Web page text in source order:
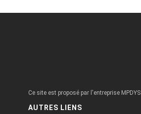
Ce site est proposé par l'entreprise MPDYS
AUTRES LIENS